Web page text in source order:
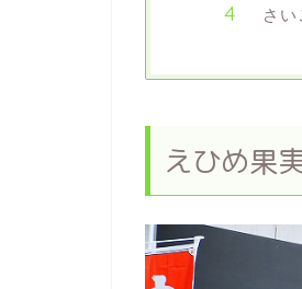
さい
えひめ果